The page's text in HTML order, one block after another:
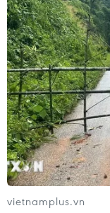
vietnamplus.vn